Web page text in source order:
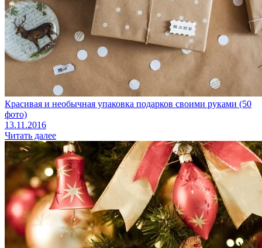
Красивая и необычная упаковка подарков своими руками (50
фото)
13.11.2016
Читать далее